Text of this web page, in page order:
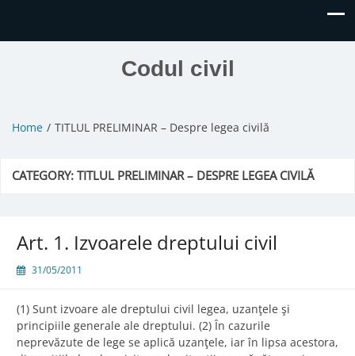
Codul civil
Home TITLUL PRELIMINAR – Despre legea civilă
CATEGORY:TITLUL PRELIMINAR – DESPRE LEGEA CIVILĂ
Art. 1. Izvoarele dreptului civil
31/05/2011
(1) Sunt izvoare ale dreptului civil legea, uzanţele şi
principiile generale ale dreptului. (2) În cazurile
neprevăzute de lege se aplică uzanţele, iar în lipsa acestora,